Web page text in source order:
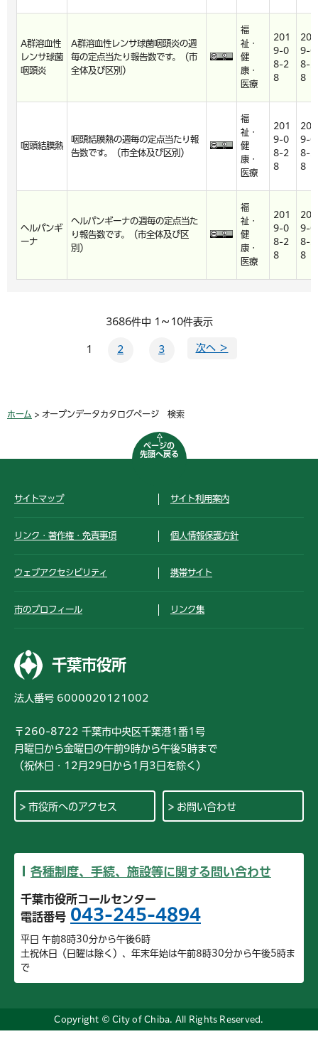
A群溶血性
レンサ球菌
咽頭炎
A群溶血性レンサ球菌咽頭炎の週
毎の定点当たり報告数です。（市
全体及び区別）
福
祉・
健
康・
医療
201
9-0
8-2
8
201
9-0
8-2
8
咽頭結膜熱
咽頭結膜熱の週毎の定点当たり報
告数です。（市全体及び区別）
福
祉・
健
康・
医療
201
9-0
8-2
8
201
9-0
8-2
8
ヘルパンギ
ーナ
ヘルパンギーナの週毎の定点当た
り報告数です。（市全体及び区
別）
福
祉・
健
康・
医療
201
9-0
8-2
8
201
9-0
8-2
8
3686件中 1～10件表示
1 2 3 次へ ＞
ホーム > オープンデータカタログページ 検索
ページの
先頭へ戻る
サイトマップ サイト利用案内
リンク・著作権・免責事項 個人情報保護方針
ウェブアクセシビリティ 携帯サイト
市のプロフィール リンク集
千葉市役所
法人番号 6000020121002
〒260-8722 千葉市中央区千葉港1番1号
月曜日から金曜日の午前9時から午後5時まで
（祝休日・12月29日から1月3日を除く）
市役所へのアクセス お問い合わせ
各種制度、手続、施設等に関する問い合わせ
千葉市役所コールセンター
電話番号 043-245-4894
平日 午前8時30分から午後6時
土祝休日（日曜は除く）、年末年始は午前8時30分から午後5時ま
で
Copyright © City of Chiba. All Rights Reserved.